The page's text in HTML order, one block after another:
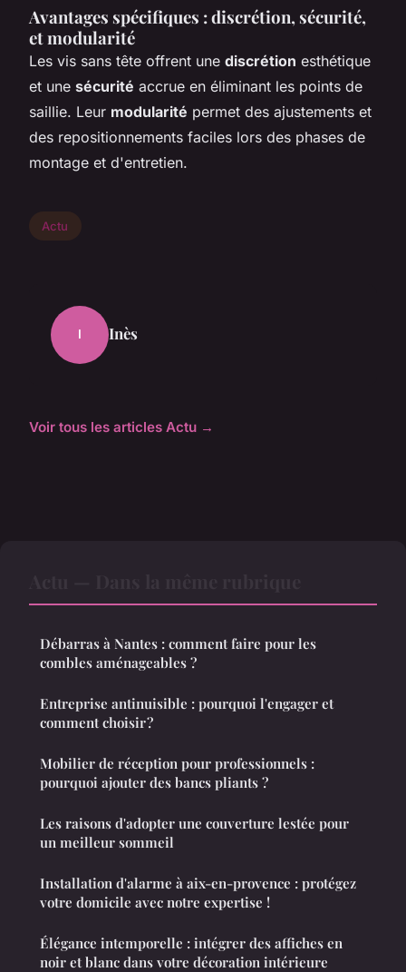
Avantages spécifiques : discrétion, sécurité,
et modularité
Les vis sans tête offrent une discrétion esthétique
et une sécurité accrue en éliminant les points de
saillie. Leur modularité permet des ajustements et
des repositionnements faciles lors des phases de
montage et d'entretien.
Actu
I Inès
Voir tous les articles Actu →
Débarras à Nantes : comment faire pour les
combles aménageables ?
Entreprise antinuisible : pourquoi l'engager et
comment choisir ?
Mobilier de réception pour professionnels :
pourquoi ajouter des bancs pliants ?
Les raisons d'adopter une couverture lestée pour
un meilleur sommeil
Installation d'alarme à aix-en-provence : protégez
votre domicile avec notre expertise !
Élégance intemporelle : intégrer des affiches en
noir et blanc dans votre décoration intérieure